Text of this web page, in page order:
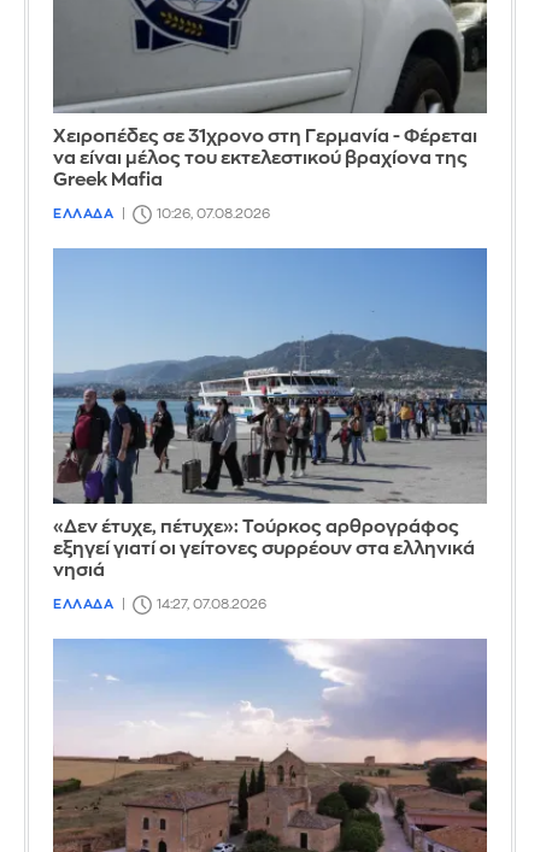
Χειροπέδες σε 31χρονο στη Γερμανία - Φέρεται
να είναι μέλος του εκτελεστικού βραχίονα της
Greek Mafia
ΕΛΛΑΔΑ 10:26, 07.08.2026
«Δεν έτυχε, πέτυχε»: Τούρκος αρθρογράφος
εξηγεί γιατί οι γείτονες συρρέουν στα ελληνικά
νησιά
ΕΛΛΑΔΑ 14:27, 07.08.2026